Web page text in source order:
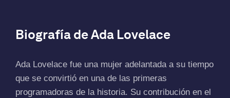
Biografía de Ada Lovelace
Ada Lovelace fue una mujer adelantada a su tiempo
que se convirtió en una de las primeras
programadoras de la historia. Su contribución en el